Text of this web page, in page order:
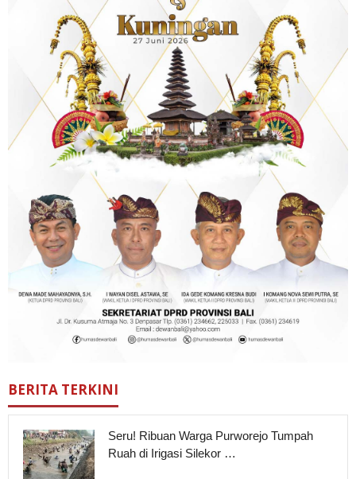
BERITA TERKINI
Seru! Ribuan Warga Purworejo Tumpah
Ruah di Irigasi Silekor …